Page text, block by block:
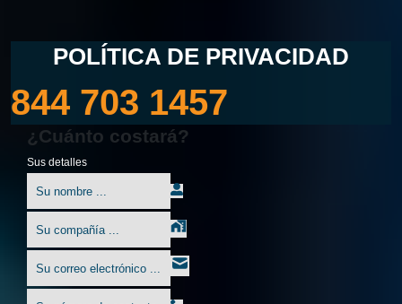
POLÍTICA DE PRIVACIDAD
844 703 1457
¿Cuánto costará?
Sus detalles